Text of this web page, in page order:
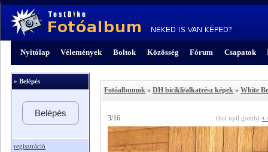
Nyitólap Vélemények Boltok Közösség Fórum Csapatok
» Belépés
Belépés
regisztráció
Fotóalbumok »DH bicikli/alkatrész képek »White
3/16 (bal nyíl gomb) ‹